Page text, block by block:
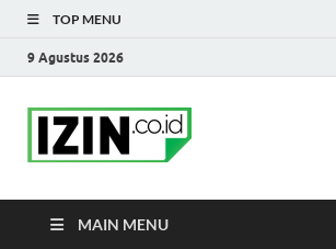
TOP MENU
9 Agustus 2026
MAIN MENU